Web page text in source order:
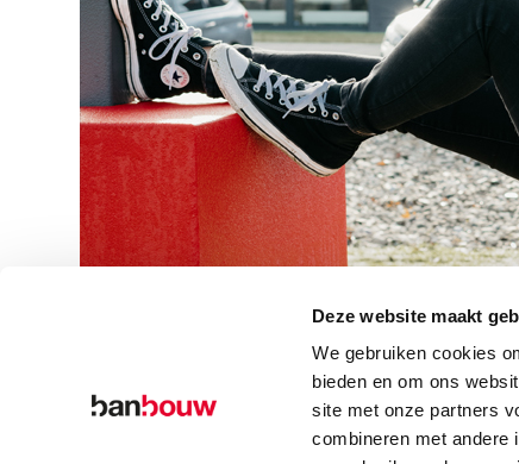
Deze website maakt
We gebruiken cookies
bieden en om ons
site met onze partners
combineren met andere